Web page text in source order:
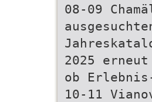
08-09
2025
ob
10-11